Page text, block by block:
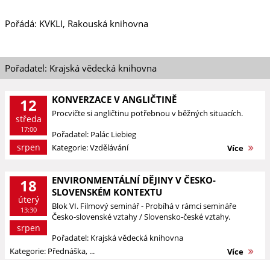
Pořádá: KVKLI, Rakouská knihovna
Pořadatel: Krajská vědecká knihovna
12
středa
17:00
srpen
KONVERZACE V ANGLIČTINĚ
Procvičte si angličtinu potřebnou v běžných situacích.
Pořadatel: Palác Liebieg
Kategorie: Vzdělávání
Více
18
úterý
13:30
srpen
ENVIRONMENTÁLNÍ DĚJINY V ČESKO-
SLOVENSKÉM KONTEXTU
Blok VI. Filmový seminář - Probíhá v rámci semináře
Česko-slovenské vztahy / Slovensko-české vztahy.
Pořadatel: Krajská vědecká knihovna
Kategorie: Přednáška, ...
Více